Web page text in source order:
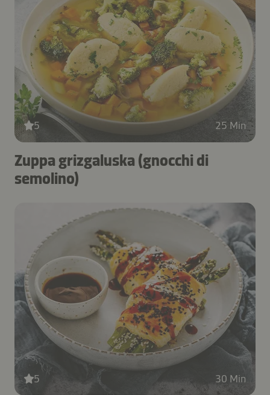
5 25 Min
Zuppa grizgaluska (gnocchi di
semolino)
5 30 Min